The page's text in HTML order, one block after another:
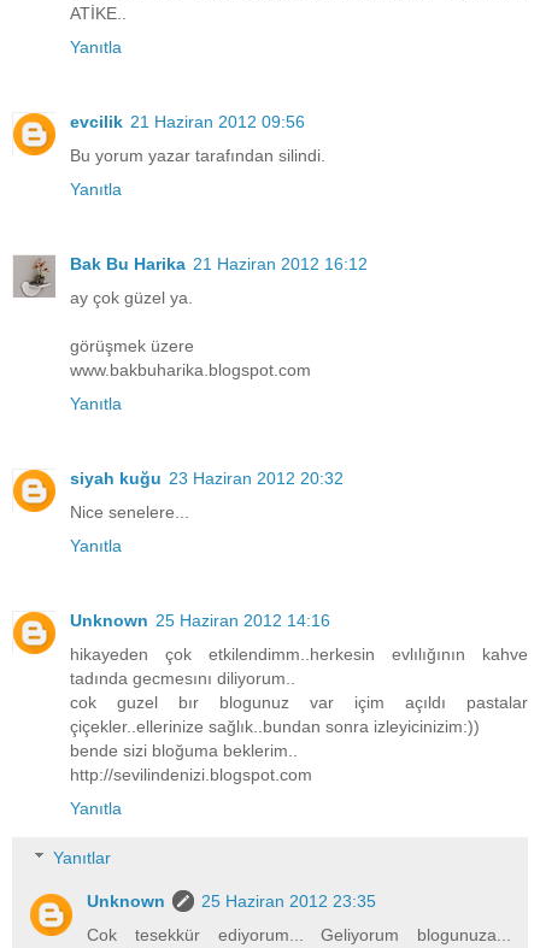
ATİKE..
Yanıtla
evcilik 21 Haziran 2012 09:56
Bu yorum yazar tarafından silindi.
Yanıtla
Bak Bu Harika 21 Haziran 2012 16:12
ay çok güzel ya.
görüşmek üzere
www.bakbuharika.blogspot.com
Yanıtla
siyah kuğu 23 Haziran 2012 20:32
Nice senelere...
Yanıtla
Unknown 25 Haziran 2012 14:16
hikayeden çok etkilendimm..herkesin evlılığının kahve
tadında gecmesını diliyorum..
cok guzel bır blogunuz var içim açıldı pastalar
çiçekler..ellerinize sağlık..bundan sonra izleyicinizim:))
bende sizi bloğuma beklerim..
http://sevilindenizi.blogspot.com
Yanıtla
Yanıtlar
Unknown
25 Haziran 2012 23:35
Cok tesekkür ediyorum... Geliyorum blogunuza...